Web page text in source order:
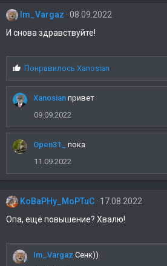
Im_Vargaz
08.09.2022
И снова здравствуйте!
С
и
м
п
и
и
:
Понравилось Xanosian
Xanosian привет
09.09.2022
Open31_
пока
11.09.2022
KoBaPHy_MoPTuC
17.08.2022
Опа, ещё повышение? Хвалю!
Im_Vargaz Сенк))